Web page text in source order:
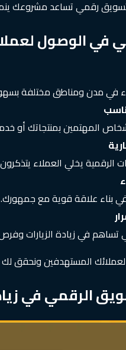
رقمي تساعد مشروعك
في الوصول
في مدن ومناطق مختلفة
المهتمين بمنتجاتك أو
الرقمية يخلي العملاء
في بناء علاقة قوية مع جمهورك.
تساهم في زيادة الزيارات وفرص
المستهدفين ونحقق لك
الرقمي في